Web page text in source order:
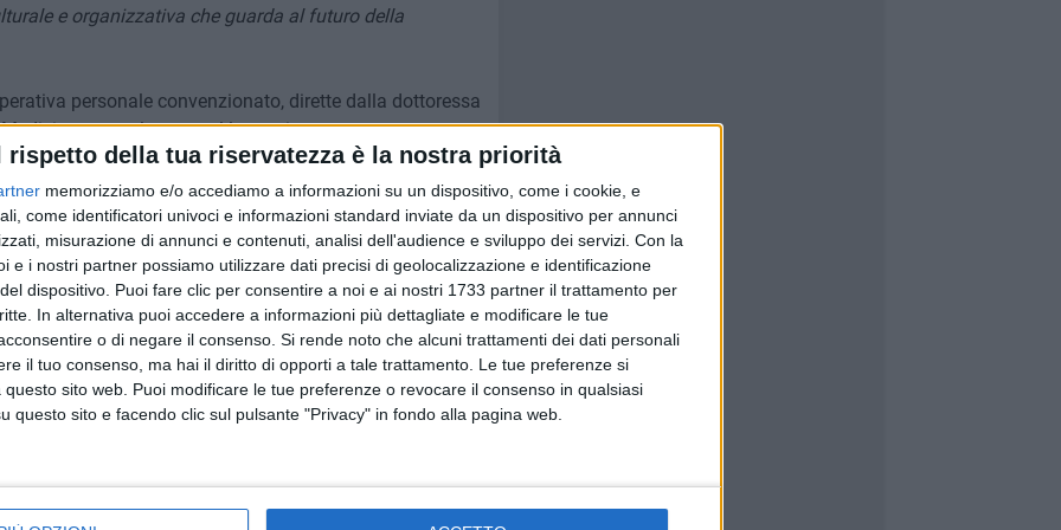
rispetto della tua riservatezza è la nostra priorità
memorizziamo e/o accediamo a informazioni su un dispositivo, come i cookie, e
come identificatori univoci e informazioni standard inviate da un dispositivo per annunci
misurazione di annunci e contenuti, analisi dell'audience e sviluppo dei servizi. Con la
e i nostri partner possiamo utilizzare dati precisi di geolocalizzazione e identificazione
dispositivo. Puoi fare clic per consentire a noi e ai nostri 1733 partner il trattamento per
In alternativa puoi accedere a informazioni più dettagliate e modificare le tue
o di negare il consenso. Si rende noto che alcuni trattamenti dei dati personali
il tuo consenso, ma hai il diritto di opporti a tale trattamento. Le tue preferenze si
sito web. Puoi modificare le tue preferenze o revocare il consenso in qualsiasi
questo sito e facendo clic sul pulsante "Privacy" in fondo alla pagina web.
e organizzativa che guarda al futuro della
personale convenzionato, dirette dalla dottoressa
generale, sono al lavoro in queste ore per
una informazione diffusa e capillare sul territorio
anche in assenza del proprio medico, potranno
ai propri dati clinici, tramitestrumenti
ricetta elettronica, scheda sanitaria
così distribuite: 8 nel distretto socio sanitario unico
3 nel distretto Ruvo di Puglia, Terlizzi, Corato, 2 nel
Altamura, Gravina-Poggiorsini, Santeramo in Colle, 3
Cassano Murge, Sannicandro, 2 nel distretto
Valenzano, Capurso-Cellamare, Triggiano, 3 nel